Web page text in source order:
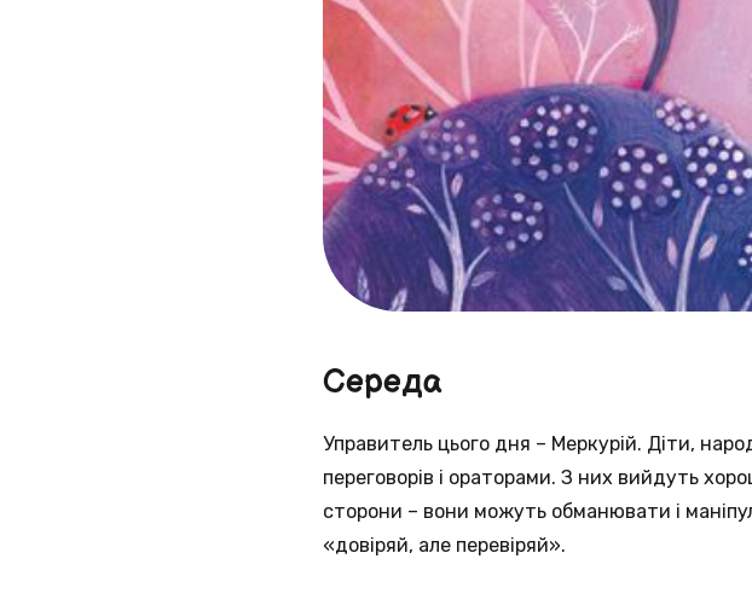
Середа
Управитель цього дня – Меркурій. Діти,
переговорів і ораторами. З них вийдуть
сторони – вони можуть обманювати і
«довіряй, але перевіряй».